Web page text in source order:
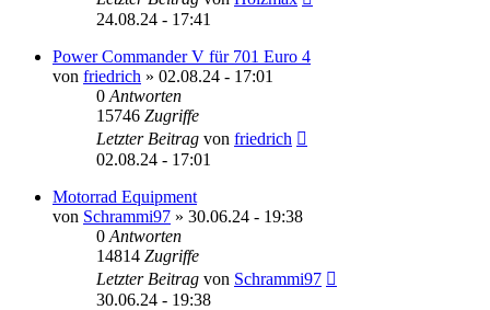
24.08.24 - 17:41
Power Commander V für 701 Euro 4
von friedrich » 02.08.24 - 17:01
0 Antworten
15746 Zugriffe
Letzter Beitrag von friedrich
02.08.24 - 17:01
Motorrad Equipment
von Schrammi97 » 30.06.24 - 19:38
0 Antworten
14814 Zugriffe
Letzter Beitrag von Schrammi97
30.06.24 - 19:38